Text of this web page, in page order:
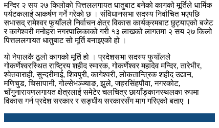
मन्दिर २ सय २७ किलोको पित्तललगायत धातुबाट बनेको कागको मूर्तिले धार्मिक
पर्यटकलाई आकर्षण गर्ने गरेको छ । संविधानसभा सदस्य निर्वाचित भएपछि
सभासद् रामेश्वर फुयाँलले निर्वाचन क्षेत्र विकास कार्यक्रमबाट छुट्याएको बजेट
र कागेश्वरी मनोहरा नगरपालिकाको गरी १३ लाखको लागतमा २ सय २७ किलो
पित्तललगायत धातुबाट सो मूर्ति बनाइएको हो ।
यो नेपालकै ठूलो कागको मूर्ति हो । प्रदेशसभा सदस्य फुयाँलले
गोकर्णेश्वरस्थित राष्ट्रिय शहीद स्मारक, गोकर्णेश्वर महादेव मन्दिर, तारेभीर,
श्वेतवाराही, सुन्दरीमाई, शिवपुरी, कागेश्वरी, लोकतान्त्रिक शहीद उद्यान,
मणिचुड, चिसापानी, गोल्सेभञ्ज्याङ, झुले, जहरसिंहपौवा, नगरकोट,
चाँगुनारायणलगायत क्षेत्रलाई समेटेर चलचित्र छायाँङ्कानस्थलका रुपमा
विकास गर्न प्रदेश सरकार र सङ्घीय सरकारसँग माग गरिएको बताए ।